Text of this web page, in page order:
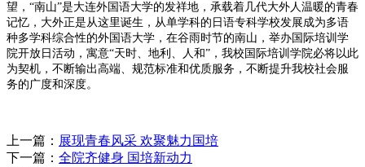
望，“南山”是大连外国语大学的发祥地，承载着几代大外人温暖的青春
记忆，大外正是从这里诞生，从单学科的日语专科学校发展成为多语
种多学科综合性的外国语大学，在谷雨时节的南山，举办国际培训学
院开放日活动，寓意“天时、地利、人和”，我校国际培训学院必将以此
为契机，不断输出高端、规范标准和优质服务，不断提升我校社会服
务的广度和深度。
上一篇： 展现青春风采 欢聚魅力国培
下一篇： 全院齐健身 国培新动力